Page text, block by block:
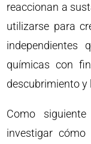
reaccionan a
utilizarse para
independientes
químicas con
descubrimiento y
Como
investigar cómo